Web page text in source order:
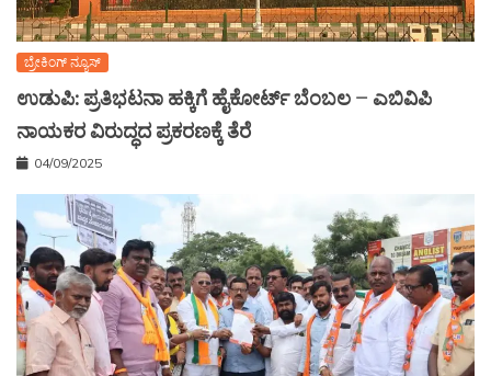
ಬ್ರೇಕಿಂಗ್ ನ್ಯೂಸ್
ಉಡುಪಿ: ಪ್ರತಿಭಟನಾ ಹಕ್ಕಿಗೆ ಹೈಕೋರ್ಟ್ ಬೆಂಬಲ – ಎಬಿವಿಪಿ
ನಾಯಕರ ವಿರುದ್ಧದ ಪ್ರಕರಣಕ್ಕೆ ತೆರೆ
04/09/2025